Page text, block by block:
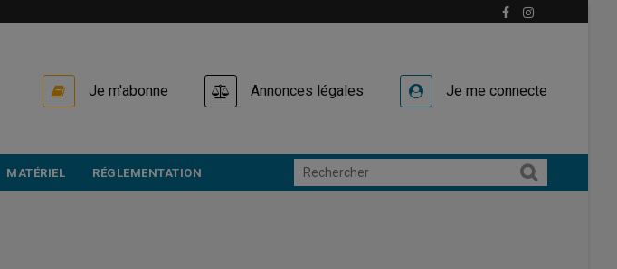
Je m'abonne Annonces légales Je me connecte
MATÉRIEL RÉGLEMENTATION